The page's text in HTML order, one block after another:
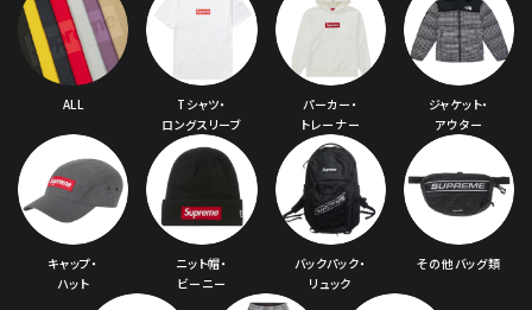
ALL
Tシャツ・
ロングスリーブ
パーカー・
トレーナー
ジャケット・
アウター
キャップ・
ハット
ニット帽・
ビーニー
バックパック・
リュック
その他バッグ類